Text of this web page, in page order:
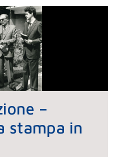
–
stampa in